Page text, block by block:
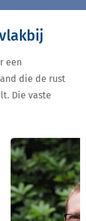
een
die de rust
Die vaste